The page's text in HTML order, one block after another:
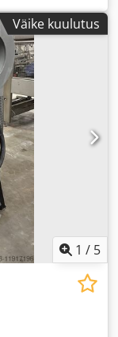
Väike kuulutus
1 / 5